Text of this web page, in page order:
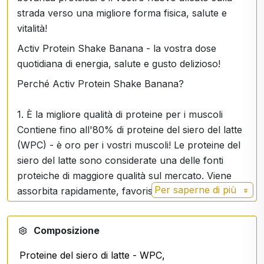
strada verso una migliore forma fisica, salute e
vitalità!
Activ Protein Shake Banana - la vostra dose
quotidiana di energia, salute e gusto delizioso!
Perché Activ Protein Shake Banana?
1. È la migliore qualità di proteine per i muscoli
Contiene fino all'80% di proteine del siero del latte
(WPC) - è oro per i vostri muscoli! Le proteine del
siero del latte sono considerate una delle fonti
proteiche di maggiore qualità sul mercato. Viene
assorbita rapidamente, favorisce il recupero
integrata con proteine del riso, delle mandorle e
del collagene, offrendo una combinazione
Per saperne di più
Composizione
Proteine del siero di latte - WPC,